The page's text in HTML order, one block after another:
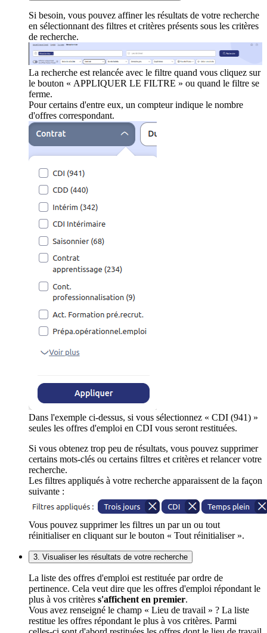
Si besoin, vous pouvez affiner les résultats de votre recherche
en sélectionnant des filtres et critères présents sous les critères
de recherche.
La recherche est relancée avec le filtre quand vous cliquez sur
le bouton « APPLIQUER LE FILTRE » ou quand le filtre se
ferme.
Pour certains d'entre eux, un compteur indique le nombre
d'offres correspondant.
Dans l'exemple ci-dessus, si vous sélectionnez « CDI (941) »
seules les offres d'emploi en CDI vous seront restituées.
Si vous obtenez trop peu de résultats, vous pouvez supprimer
certains mots-clés ou certains filtres et critères et relancer votre
recherche.
Les filtres appliqués à votre recherche apparaissent de la façon
suivante :
Vous pouvez supprimer les filtres un par un ou tout
réinitialiser en cliquant sur le bouton « Tout réinitialiser ».
3. Visualiser les résultats de votre recherche
La liste des offres d'emploi est restituée par ordre de
pertinence. Cela veut dire que les offres d'emploi répondant le
plus à vos critères s'affichent en premier.
Vous avez renseigné le champ « Lieu de travail » ? La liste
restitue les offres répondant le plus à vos critères. Parmi